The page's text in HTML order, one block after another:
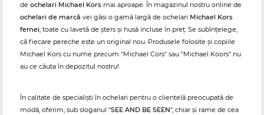
de ochelari Michael Kors mai aproape. În magazinul nostru online de
ochelari de marcă vei găsi o gamă largă de ochelari Michael Kors
femei, toate cu lavetă de șters și husă incluse în preț. Se subînțelege,
că fiecare pereche este un original nou. Produsele folosite și copiile
Michael Kors cu nume precum "Michael Cors" sau "Michael Koors" nu
au ce căuta în depozitul nostru!
În calitate de specialiști în ochelari pentru o clientelă preocupată de
modă, oferim, sub sloganul "SEE AND BE SEEN", chiar și rame de cea